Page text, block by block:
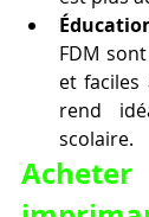
FDM
et
rend
scolaire.